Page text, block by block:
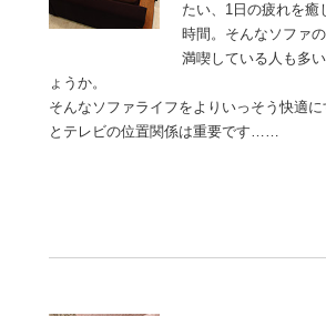
たい、1日の疲れを癒
時間。そんなソファ
満喫している人も多
ょうか。
そんなソファライフをよりいっそう快適
とテレビの位置関係は重要です……